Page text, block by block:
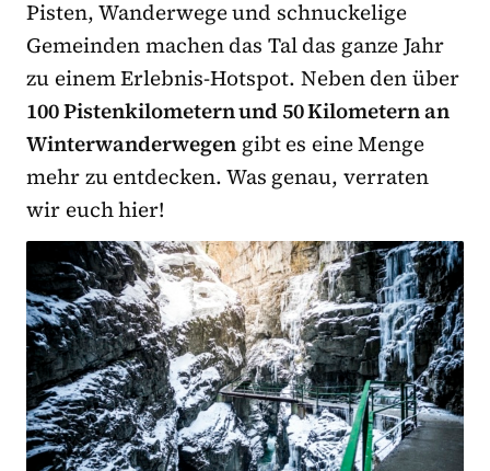
Pisten, Wanderwege und schnuckelige
Gemeinden machen das Tal das ganze Jahr
zu einem Erlebnis-Hotspot. Neben den über
100 Pistenkilometern und 50 Kilometern an
Winterwanderwegen gibt es eine Menge
mehr zu entdecken. Was genau, verraten
wir euch hier!